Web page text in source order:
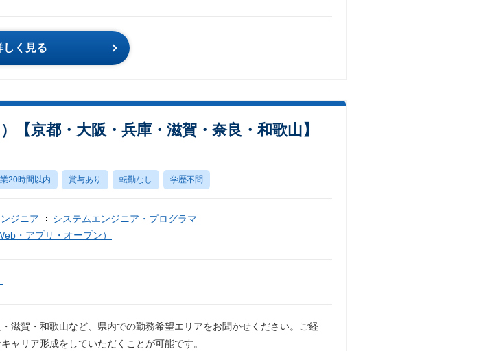
しく見る
【京都・大阪・兵庫・滋賀・奈良・和歌山】
20時間以内 賞与あり 転勤なし 学歴不問
ジニア
システムエンジニア・プログラマ
・アプリ・オープン）
滋賀・和歌山など、県内での勤務希望エリアをお聞かせください。ご経
ャリア形成をしていただくことが可能です。